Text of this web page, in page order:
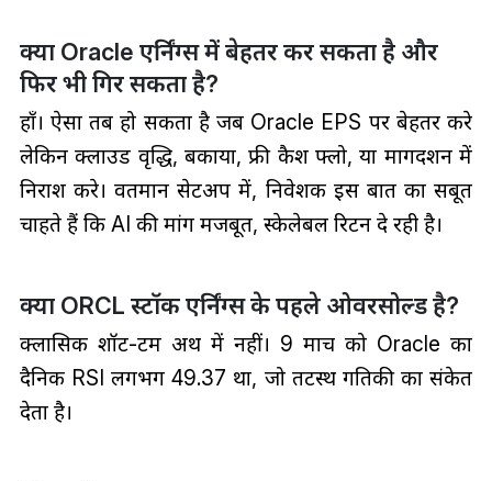
क्या Oracle एर्निंग्स में बेहतर कर सकता है और
फिर भी गिर सकता है?
हाँ। ऐसा तब हो सकता है जब Oracle EPS पर बेहतर करे
लेकिन क्लाउड वृद्धि, बकाया, फ्री कैश फ्लो, या मार्गदर्शन में
निराश करे। वर्तमान सेटअप में, निवेशक इस बात का सबूत
चाहते हैं कि AI की मांग मजबूत, स्केलेबल रिटर्न दे रही है।
क्या ORCL स्टॉक एर्निंग्स के पहले ओवरसोल्ड है?
क्लासिक शॉर्ट-टर्म अर्थ में नहीं। 9 मार्च को Oracle का
दैनिक RSI लगभग 49.37 था, जो तटस्थ गतिकी का संकेत
देता है।